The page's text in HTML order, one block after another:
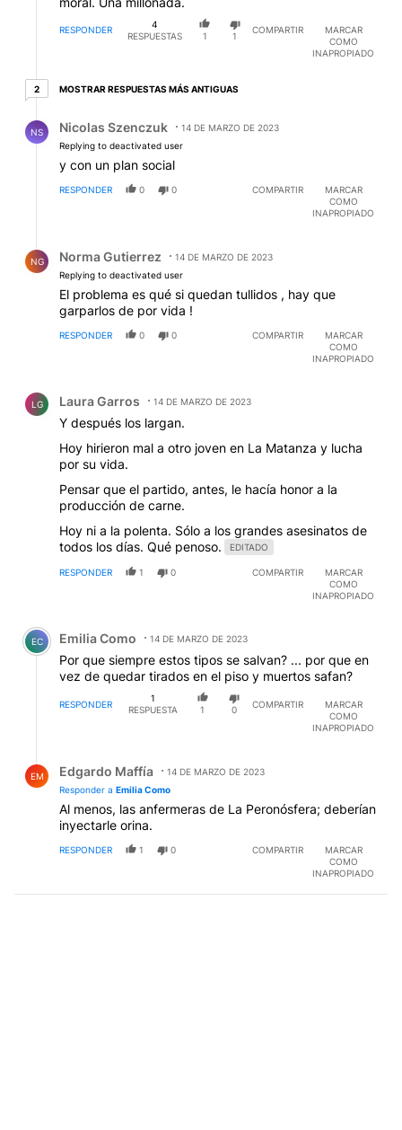
RESPONDER
4
RESPUESTAS
1 1
COMPARTIR
MARCAR
COMO
INAPROPIADO
22 respuestas más antiguas
MOSTRAR RESPUESTAS MÁS ANTIGUAS
NS Nicolas Szenczuk
14 DE MARZO DE 2023
Replying to deactivated user
y con un plan social
RESPONDER 0 0 COMPARTIR
MARCAR
COMO
INAPROPIADO
NG Norma Gutierrez
14 DE MARZO DE 2023
Replying to deactivated user
El problema es qué si quedan tullidos , hay que
garparlos de por vida !
RESPONDER 0 0 COMPARTIR
MARCAR
COMO
INAPROPIADO
LG Laura Garros 14 DE MARZO DE 2023
Y después los largan.
Hoy hirieron mal a otro joven en La Matanza y lucha
por su vida.
Pensar que el partido, antes, le hacía honor a la
producción de carne.
Hoy ni a la polenta. Sólo a los grandes asesinatos de
todos los días. Qué penoso.
EDITADO
RESPONDER 1 0 COMPARTIR
MARCAR
COMO
INAPROPIADO
Comentario de Emilia Como.
EC Emilia Como 14 DE MARZO DE 2023
Por que siempre estos tipos se salvan? ... por que en
vez de quedar tirados en el piso y muertos safan?
RESPONDER
1
RESPUESTA
1 0
COMPARTIR
MARCAR
COMO
INAPROPIADO
EM Edgardo Maffía
14 DE MARZO DE 2023
Responder a Emilia Como
Al menos, las anfermeras de La Peronósfera; deberían
inyectarle orina.
RESPONDER 1 0 COMPARTIR
MARCAR
COMO
INAPROPIADO